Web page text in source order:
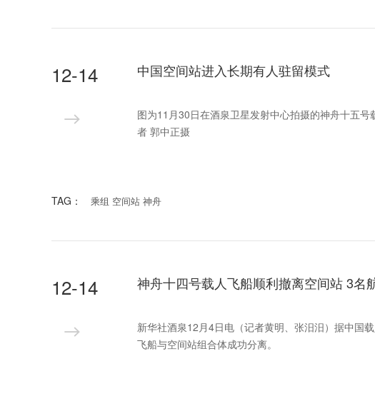
12-14 中国空间站进入长期有人驻留模式
图为11月30日在酒泉卫星发射中心拍摄的神舟十五
者 郭中正摄
TAG： 乘组 空间站 神舟
12-14 神舟十四号载人飞船顺利撤离空间站 3名
新华社酒泉12月4日电（记者黄明、张汨汨）据中国
飞船与空间站组合体成功分离。